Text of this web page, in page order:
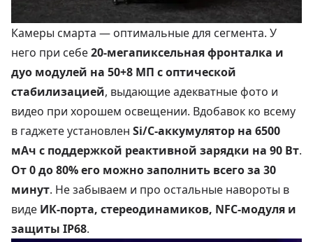
Камеры смарта — оптимальные для сегмента. У
него при себе20-мегапиксельная фронталка и
дуо модулей на 50+8 МП с оптической
стабилизацией, выдающие адекватные фото и
видео при хорошем освещении. Вдобавок ко всему
в гаджете установлен Si/C-аккумулятор на 6500
мАч с поддержкой реактивной зарядки на 90 Вт.
От 0 до 80% его можно заполнить всего за 30
минут. Не забываем и про остальные навороты в
виде ИК-порта, стереодинамиков, NFC-модуля и
защиты IP68.